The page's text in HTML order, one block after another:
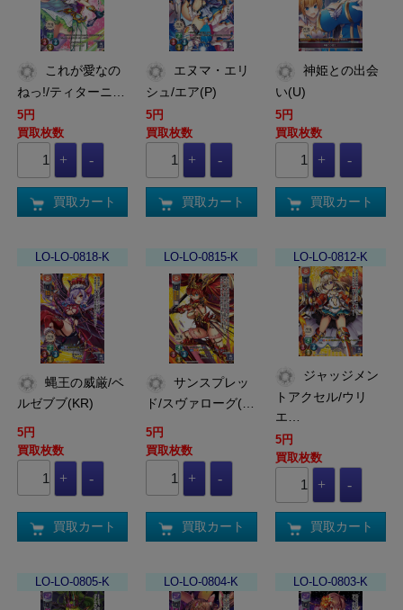
ねっ!/ティターニ…
5円
買取枚数
買取カート
シュ/エア(P)
5円
買取枚数
買取カート
い(U)
5円
買取枚数
買取カート
LO-LO-0818-K
ルゼブブ(KR)
5円
買取枚数
買取カート
LO-LO-0815-K
サンスプレッ
ド/スヴァローグ(…
5円
買取枚数
買取カート
LO-LO-0812-K
トアクセル/ウリ
エ…
5円
買取枚数
買取カート
LO-LO-0805-K LO-LO-0804-K LO-LO-0803-K